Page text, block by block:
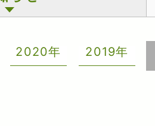
2020年 2019年